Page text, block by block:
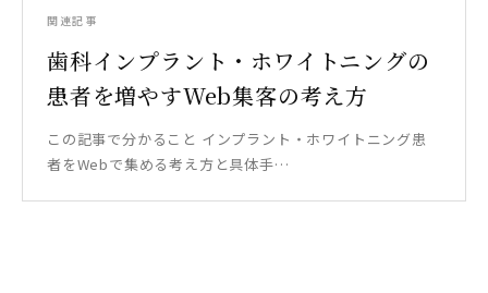
関連記事
歯科インプラント・ホワイトニングの
患者を増やすWeb集客の考え方
この記事で分かること インプラント・ホワイトニング患
者をWebで集める考え方と具体手…